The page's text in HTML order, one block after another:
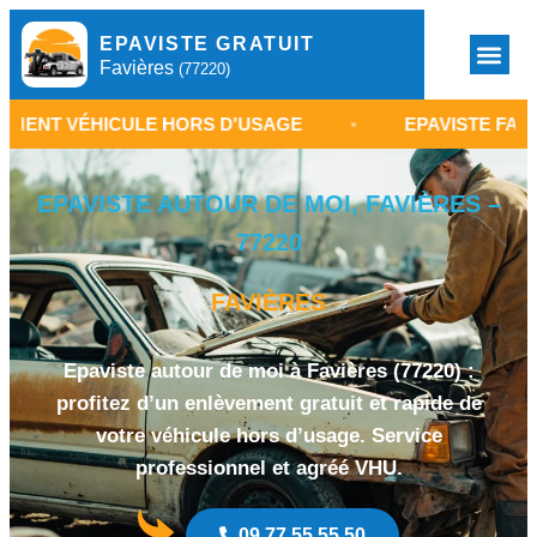
EPAVISTE GRATUIT
Favières (77220)
HORS D'USAGE • EPAVISTE FAVIÈRES
EPAVISTE AUTOUR DE MOI, FAVIÈRES –
77220
FAVIÈRES
Epaviste autour de moi à Favières (77220) :
profitez d’un enlèvement gratuit et rapide de
votre véhicule hors d’usage. Service
professionnel et agréé VHU.